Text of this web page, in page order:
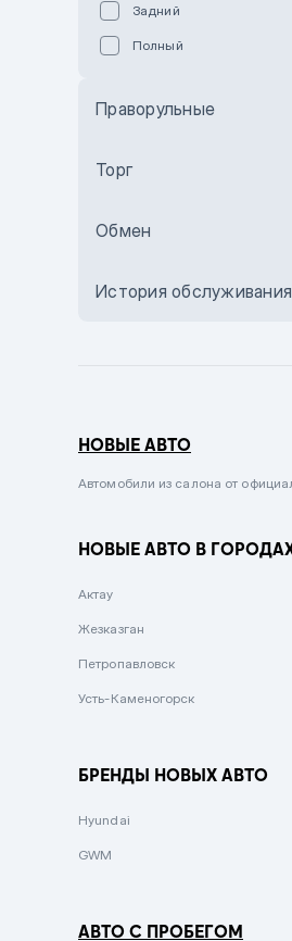
Бежевый
Комбинированный
Сиреневый металлик
Вишневый
Зеленый металлик
Задний
Полный
Праворульные
Торг
Обмен
История обслуживания
НОВЫЕ АВТО
Автомобили из салона от
НОВЫЕ АВТО В
Актау
Жезказган
Петропавловск
Усть-Каменогорск
БРЕНДЫ НОВЫХ АВТО
Hyundai
GWM
АВТО С ПРОБЕГОМ